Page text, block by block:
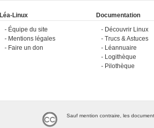
Léa-Linux
Équipe du site
Mentions légales
Faire un don
Documentation
Découvrir Linux
Trucs & Astuces
Léannuaire
Logithèque
Pilothèque
Sauf mention contraire, les